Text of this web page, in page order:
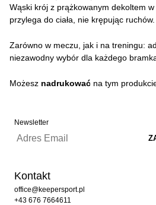
Wąski krój z prążkowanym dekoltem
przylega do ciała, nie krępując ruchów.
Zarówno w meczu, jak i na treningu:
niezawodny wybór dla każdego
Możesz nadrukować na tym
Newsletter
Kontakt
office@keepersport.pl
+43 676 7664611